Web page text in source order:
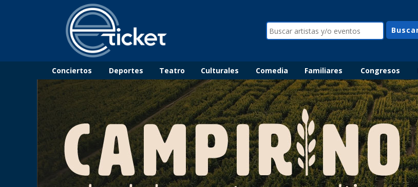
Conciertos Deportes Teatro Culturales Comedia Familiares Congresos